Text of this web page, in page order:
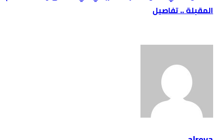
المقبلة .. تفاصيل